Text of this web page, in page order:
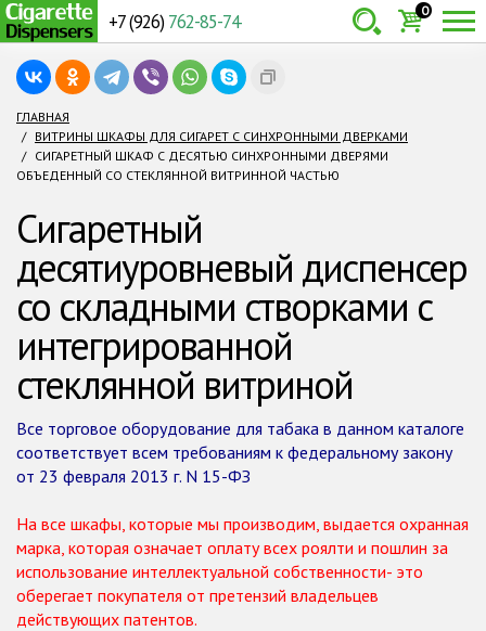
+7 (926)762-85-74 0
руб.
ГЛАВНАЯ
ВИТРИНЫ ШКАФЫ ДЛЯ СИГАРЕТ С СИНХРОННЫМИ ДВЕРКАМИ
СИГАРЕТНЫЙ ШКАФ С ДЕСЯТЬЮ СИНХРОННЫМИ ДВЕРЯМИ
ОБЪЕДЕННЫЙ СО СТЕКЛЯННОЙ ВИТРИННОЙ ЧАСТЬЮ
Сигаретный
десятиуровневый диспенсер
со складными створками с
интегрированной
стеклянной витриной
Все торговое оборудование для табака в данном каталоге
соответствует всем требованиям к федеральному закону
от 23 февраля 2013 г. N 15-ФЗ
На все шкафы, которые мы производим, выдается охранная
марка, которая означает оплату всех роялти и пошлин за
использование интеллектуальной собственности- это
оберегает покупателя от претензий владельцев
действующих патентов.